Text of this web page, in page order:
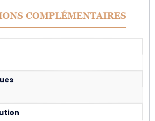
COMPLÉMENTAIRES